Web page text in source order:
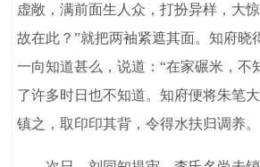
虚敞，满前面生人众，打扮异样，大
故在此？”就把两袖紧遮其面。知府晓
一向知道甚么，说道：“在家碾米，不
了许多时日也不知道。知府便将朱笔
镇之，取印印其背，令得水扶归调养。